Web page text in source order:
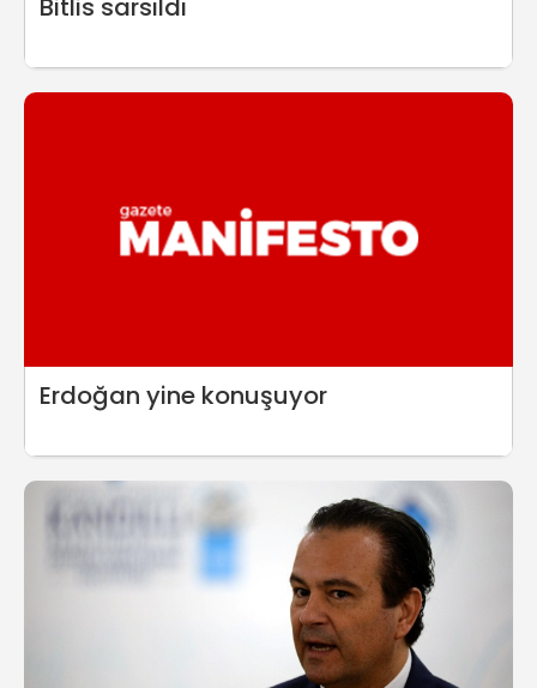
Bitlis sarsıldı
Erdoğan yine konuşuyor